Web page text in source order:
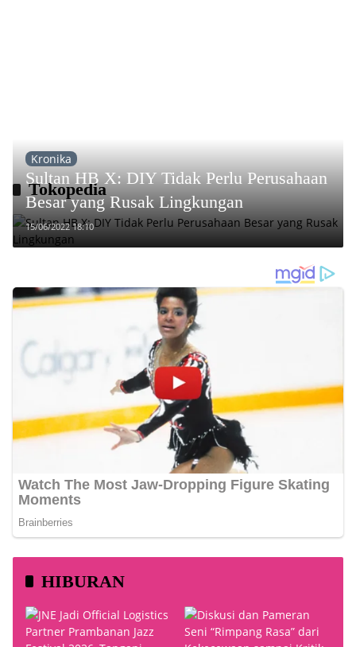
Tokopedia
Kronika
Sultan HB X: DIY Tidak Perlu Perusahaan
Besar yang Rusak Lingkungan
15/06/2022 18:10
HIBURAN